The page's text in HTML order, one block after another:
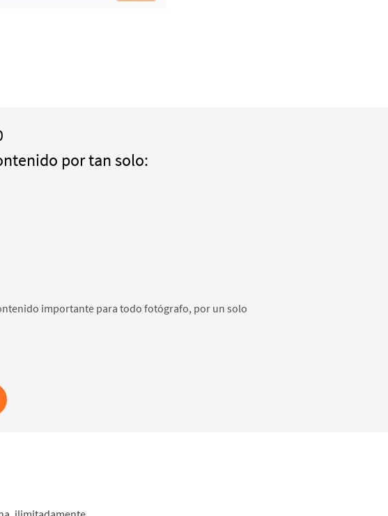
por tan solo:
importante para todo fotógrafo, por un solo